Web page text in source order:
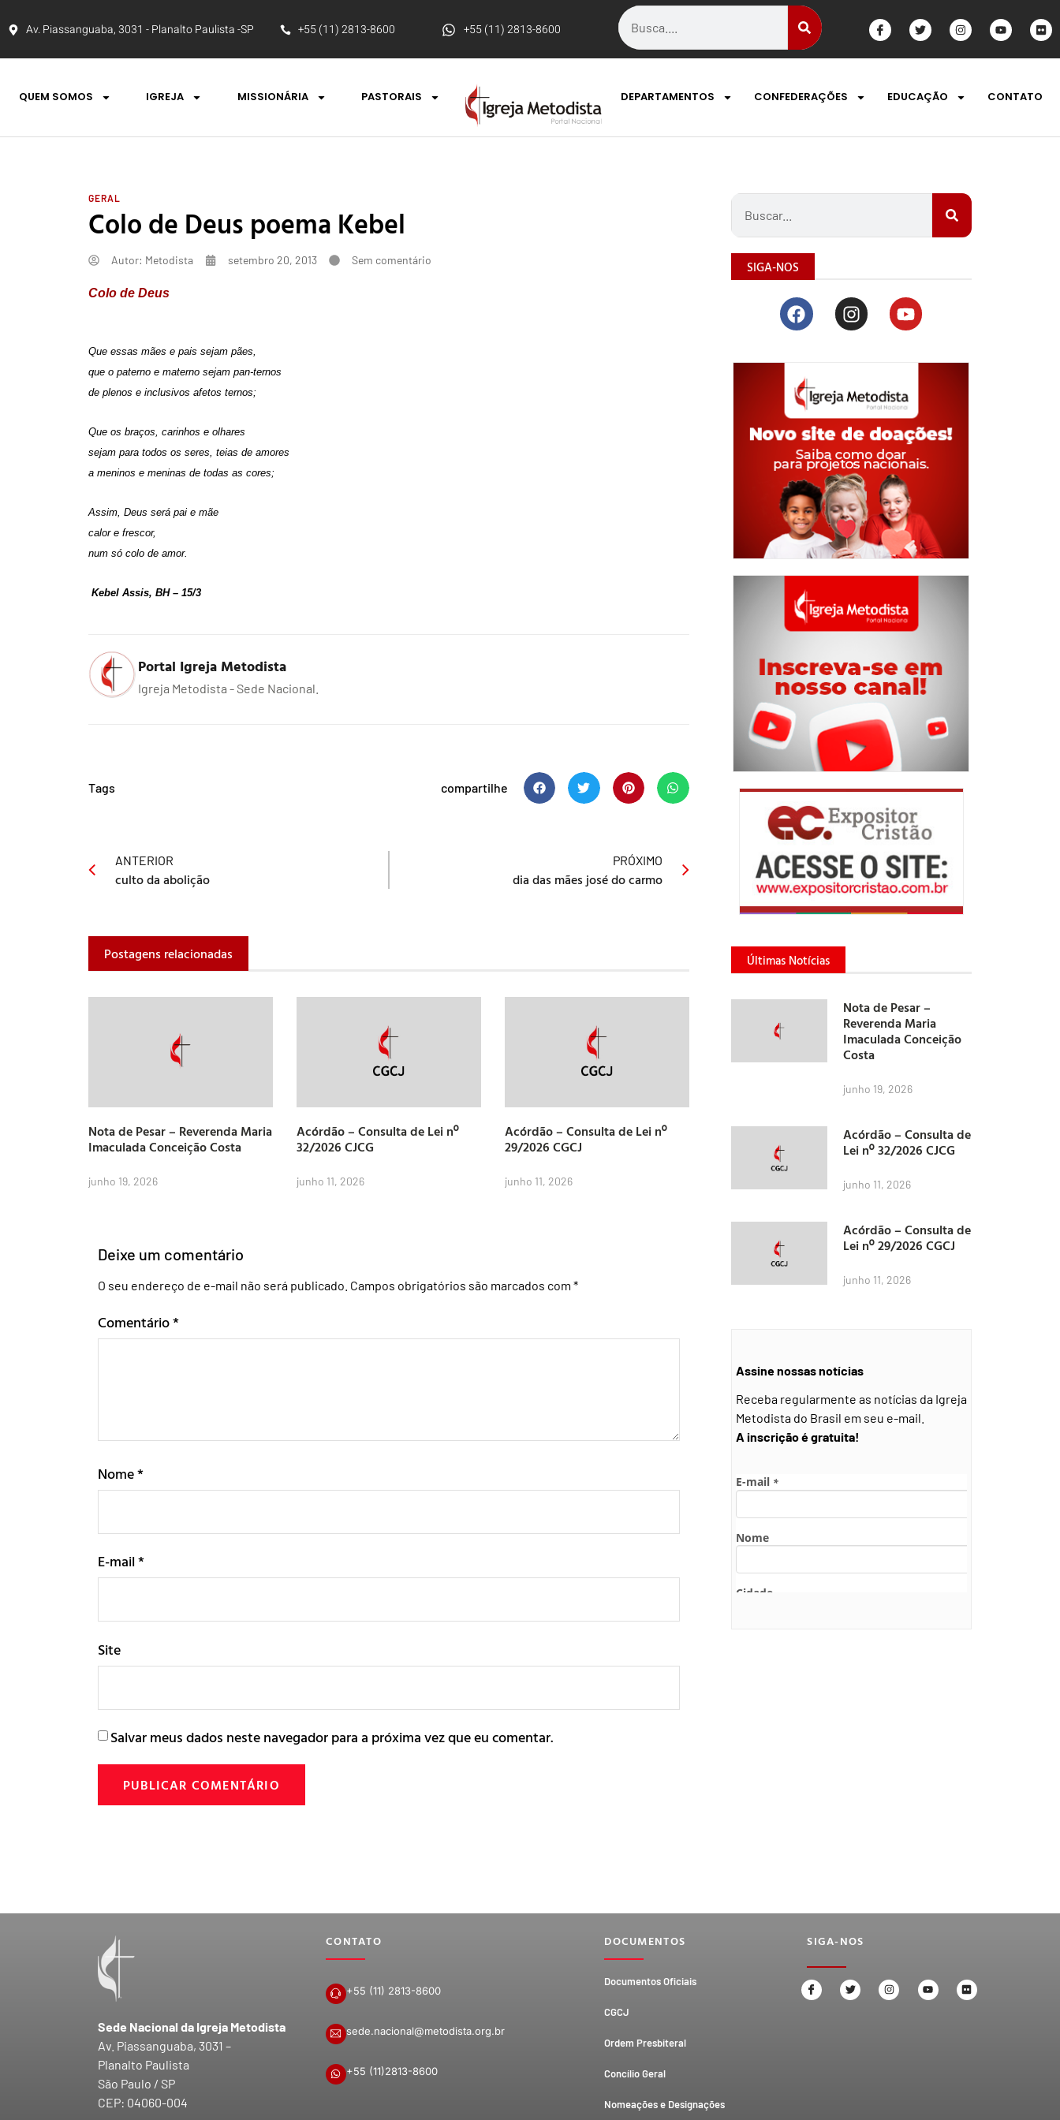
Av. Piassanguaba, 3031 - Planalto Paulista -SP +55 (11) 2813-8600 +55 (11) 2813-8600
QUEM SOMOS IGREJA MISSIONÁRIA PASTORAIS DEPARTAMENTOS CONFEDERAÇÕES EDUCAÇÃO CONTATO
GERAL
Colo de Deus poema Kebel
Autor: Metodista setembro 20, 2013 Sem comentário
Colo de Deus
Que essas mães e pais sejam pães,
que o paterno e materno sejam pan-ternos
de plenos e inclusivos afetos ternos;
Que os braços, carinhos e olhares
sejam para todos os seres, teias de amores
a meninos e meninas de todas as cores;
Assim, Deus será pai e mãe
calor e frescor,
num só colo de amor.
Kebel Assis, BH – 15/3
Portal Igreja Metodista
Igreja Metodista - Sede Nacional.
Tags compartilhe
ANTERIOR
culto da abolição
PRÓXIMO
dia das mães josé do carmo
Postagens relacionadas
Nota de Pesar – Reverenda Maria
Imaculada Conceição Costa
junho 19, 2026
Acórdão – Consulta de Lei nº
32/2026 CJCG
junho 11, 2026
Acórdão – Consulta de Lei nº
29/2026 CGCJ
junho 11, 2026
Deixe um comentário
O seu endereço de e-mail não será publicado. Campos obrigatórios são marcados com *
Comentário*
Nome*
E-mail*
Site
Salvar meus dados neste navegador para a próxima vez que eu comentar.
SIGA-NOS
Últimas Notícias
Nota de Pesar –
Reverenda Maria
Imaculada Conceição
Costa
junho 19, 2026
Acórdão – Consulta de
Lei nº 32/2026 CJCG
junho 11, 2026
Acórdão – Consulta de
Lei nº 29/2026 CGCJ
junho 11, 2026
Assine nossas notícias
Receba regularmente as notícias da Igreja
Metodista do Brasil em seu e-mail.
A inscrição é gratuita!
Sede Nacional da Igreja Metodista
Av. Piassanguaba, 3031 –
Planalto Paulista
São Paulo / SP
CEP: 04060-004
CONTATO
+55 (11) 2813-8600
sede.nacional@metodista.org.br
+55 (11)2813-8600
DOCUMENTOS
Documentos Oficiais
CGCJ
Ordem Presbiteral
Concílio Geral
Nomeações e Designações
SIGA-NOS